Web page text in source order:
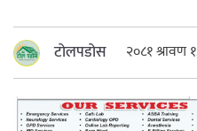
न्याय
महत्त्वपूर्ण
टोलपडोस २०८१ श्रावण